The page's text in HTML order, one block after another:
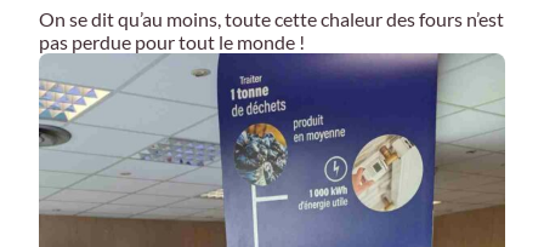
On se dit qu’au moins, toute cette chaleur des fours n’est
pas perdue pour tout le monde !